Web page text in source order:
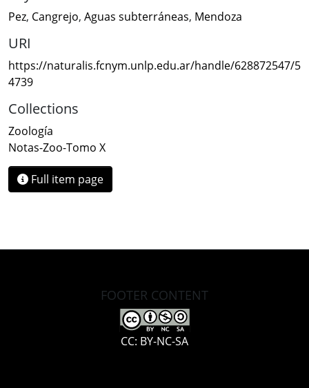
Pez, Cangrejo, Aguas subterráneas, Mendoza
URI
https://naturalis.fcnym.unlp.edu.ar/handle/628872547/5
4739
Collections
Zoología
Notas-Zoo-Tomo X
Full item page
FOOTER CONTENT
CC: BY-NC-SA